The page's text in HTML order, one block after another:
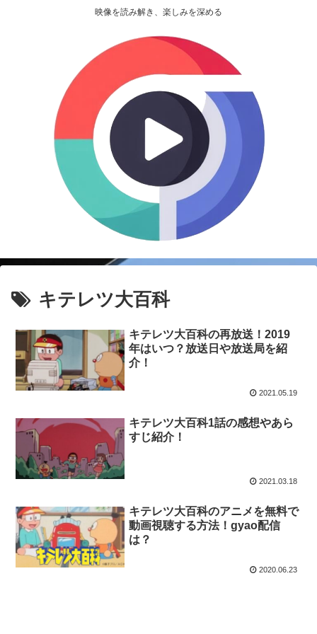
映像を読み解き、楽しみを深める
キテレツ大百科
キテレツ大百科の再放送！2019
年はいつ？放送日や放送局を紹
介！
2021.05.19
キテレツ大百科1話の感想やあら
すじ紹介！
2021.03.18
キテレツ大百科のアニメを無料で
動画視聴する方法！gyao配信
は？
2020.06.23